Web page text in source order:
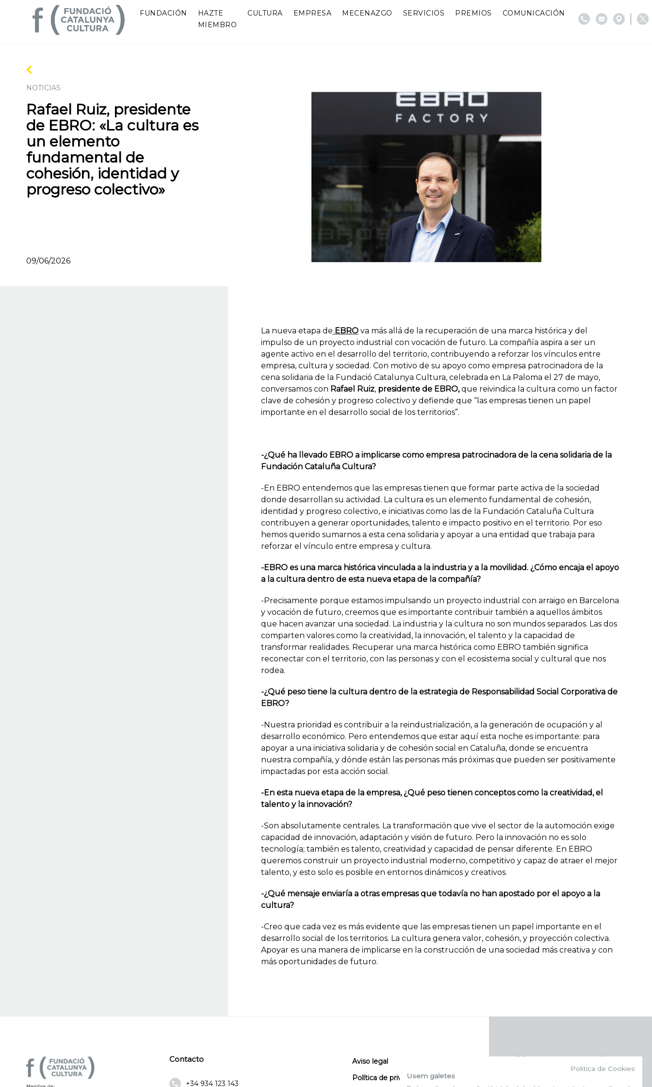
FUNDACIÓN
HAZTE
MIEMBRO
CULTURA EMPRESA MECENAZGO SERVICIOS PREMIOS COMUNICACIÓN
NOTICIAS
Rafael Ruiz, presidente
de EBRO: «La cultura es
un elemento
fundamental de
cohesión, identidad y
progreso colectivo»
09/06/2026
La nueva etapa de EBROva más allá de la recuperación de una marca histórica y del
impulso de un proyecto industrial con vocación de futuro. La compañía aspira a ser un
agente activo en el desarrollo del territorio, contribuyendo a reforzar los vínculos entre
empresa, cultura y sociedad. Con motivo de su apoyo como empresa patrocinadora de la
cena solidaria de la Fundació Catalunya Cultura, celebrada en La Paloma el 27 de mayo,
conversamos con Rafael Ruiz, presidente de EBRO,que reivindica la cultura como un factor
clave de cohesión y progreso colectivo y defiende que “las empresas tienen un papel
importante en el desarrollo social de los territorios”.
-¿Qué ha llevado EBRO a implicarse como empresa patrocinadora de la cena solidaria de la
Fundación Cataluña Cultura?
-En EBRO entendemos que las empresas tienen que formar parte activa de la sociedad
donde desarrollan su actividad. La cultura es un elemento fundamental de cohesión,
identidad y progreso colectivo, e iniciativas como las de la Fundación Cataluña Cultura
contribuyen a generar oportunidades, talento e impacto positivo en el territorio. Por eso
hemos querido sumarnos a esta cena solidaria y apoyar a una entidad que trabaja para
reforzar el vínculo entre empresa y cultura.
-EBRO es una marca histórica vinculada a la industria y a la movilidad. ¿Cómo encaja el apoyo
a la cultura dentro de esta nueva etapa de la compañía?
-Precisamente porque estamos impulsando un proyecto industrial con arraigo en Barcelona
y vocación de futuro, creemos que es importante contribuir también a aquellos ámbitos
que hacen avanzar una sociedad. La industria y la cultura no son mundos separados. Las dos
comparten valores como la creatividad, la innovación, el talento y la capacidad de
transformar realidades. Recuperar una marca histórica como EBRO también significa
reconectar con el territorio, con las personas y con el ecosistema social y cultural que nos
rodea.
-¿Qué peso tiene la cultura dentro de la estrategia de Responsabilidad Social Corporativa de
EBRO?
-Nuestra prioridad es contribuir a la reindustrialización, a la generación de ocupación y al
desarrollo económico. Pero entendemos que estar aquí esta noche es importante: para
apoyar a una iniciativa solidaria y de cohesión social en Cataluña, donde se encuentra
nuestra compañía, y dónde están las personas más próximas que pueden ser positivamente
impactadas por esta acción social.
-En esta nueva etapa de la empresa, ¿Qué peso tienen conceptos como la creatividad, el
talento y la innovación?
-Son absolutamente centrales. La transformación que vive el sector de la automoción exige
capacidad de innovación, adaptación y visión de futuro. Pero la innovación no es solo
tecnología; también es talento, creatividad y capacidad de pensar diferente. En EBRO
queremos construir un proyecto industrial moderno, competitivo y capaz de atraer el mejor
talento, y esto solo es posible en entornos dinámicos y creativos.
-¿Qué mensaje enviaría a otras empresas que todavía no han apostado por el apoyo a la
cultura?
-Creo que cada vez es más evidente que las empresas tienen un papel importante en el
desarrollo social de los territorios. La cultura genera valor, cohesión, y proyección colectiva.
Apoyar es una manera de implicarse en la construcción de una sociedad más creativa y con
más oportunidades de futuro.
Contacto
+34 934 123 143
Aviso legal
Política de privacidad
Politica de Cookies
Usem galetes